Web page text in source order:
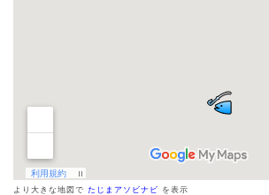
より大きな地図で たじまアソビナビ を表示